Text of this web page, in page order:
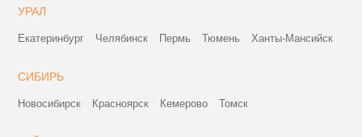
УРАЛ
Екатеринбург Челябинск Пермь Тюмень Ханты-Мансийск
СИБИРЬ
Новосибирск Красноярск Кемерово Томск